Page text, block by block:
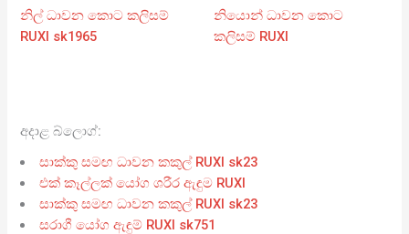
නිල් ධාවන කොට කලිසම්
RUXI sk1965
නියොන් ධාවන කොට
කලිසම් RUXI
අදාළ බ්ලොග්:
සාක්කු සමඟ ධාවන කකුල් RUXI sk23
එක් කෑල්ලක් යෝග ශරීර ඇඳුම RUXI
සාක්කු සමඟ ධාවන කකුල් RUXI sk23
සරාගී යෝග ඇඳුම් RUXI sk751